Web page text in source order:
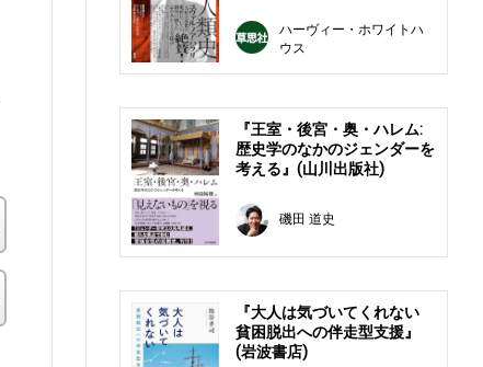
ハーヴィー・ホワイトハ
ウス
『王室・後宮・奥・ハレム:
歴史学のなかのジェンダーを
考える』(山川出版社)
磯田 道史
『大人は気づいてくれない
貧困脱出への伴走型支援』
(岩波書店)